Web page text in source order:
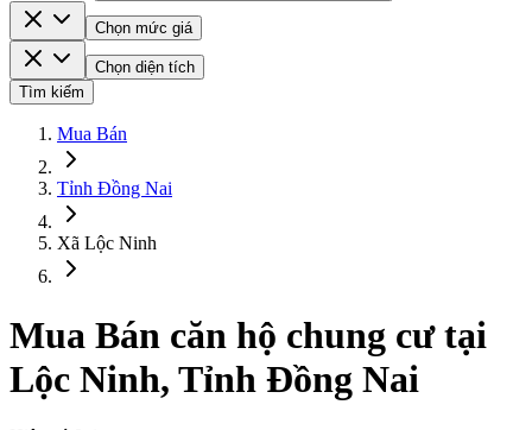
Chọn mức giá
Chọn diện tích
Tìm kiếm
Mua Bán
Tỉnh Đồng Nai
Xã Lộc Ninh
Mua Bán căn hộ chung cư tại
Lộc Ninh, Tỉnh Đồng Nai